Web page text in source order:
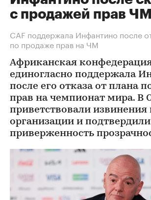
с продажей прав ЧМ
СAF поддержала Инфантино после
по продаже прав на ЧМ
Африканская
единогласно поддержала
после его отказа от плана
прав на чемпионат мира. В
приветствовали извинения
организации и подтвердили
приверженность